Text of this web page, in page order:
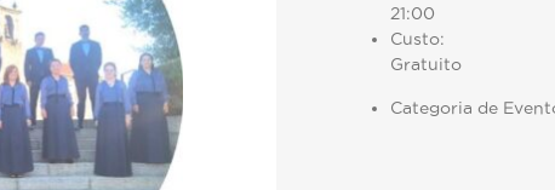
21:00
Custo:
Gratuito
Categoria de